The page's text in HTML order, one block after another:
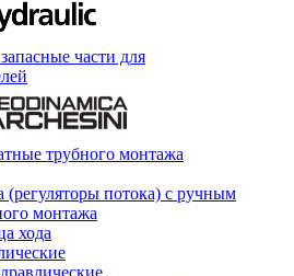
части для
трубного монтажа
(регуляторы потока) с ручным
монтажа
хода